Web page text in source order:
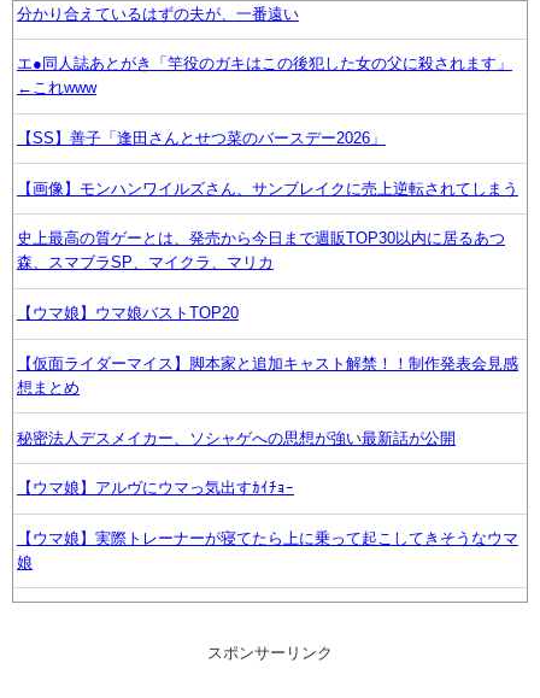
分かり合えているはずの夫が、一番遠い
エ●同人誌あとがき「竿役のガキはこの後犯した女の父に殺されます」
←これwww
【SS】善子「逢田さんとせつ菜のバースデー2026」
【画像】モンハンワイルズさん、サンブレイクに売上逆転されてしまう
史上最高の質ゲーとは、発売から今日まで週販TOP30以内に居るあつ
森、スマブラSP、マイクラ、マリカ
【ウマ娘】ウマ娘バストTOP20
【仮面ライダーマイス】脚本家と追加キャスト解禁！！制作発表会見感
想まとめ
秘密法人デスメイカー、ソシャゲへの思想が強い最新話が公開
【ウマ娘】アルヴにウマっ気出すｶｲﾁｮｰ
【ウマ娘】実際トレーナーが寝てたら上に乗って起こしてきそうなウマ
娘
スマホに叡智な画像保存しているヤツ【ラブライブ！】
スポンサーリンク